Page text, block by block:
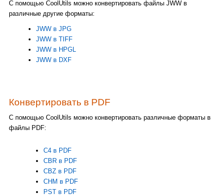
С помощью CoolUtils можно конвертировать файлы JWW в
различные другие форматы:
JWW в JPG
JWW в TIFF
JWW в HPGL
JWW в DXF
Конвертировать в PDF
С помощью CoolUtils можно конвертировать различные форматы в
файлы PDF:
C4 в PDF
CBR в PDF
CBZ в PDF
CHM в PDF
PST в PDF